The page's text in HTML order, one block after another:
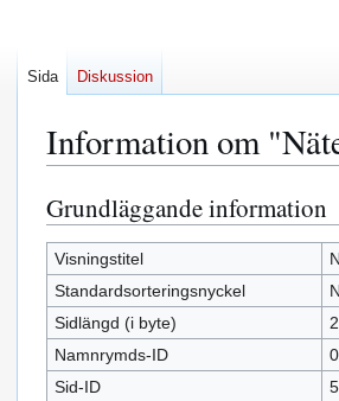
Information om
Hoppa
till
navigering
Hoppa
till
sök
Grundläggande information
Visningstitel
Standardsorteringsnyckel
Sidlängd (i byte)
Namnrymds-ID
0
Sid-ID
Sida Diskussion